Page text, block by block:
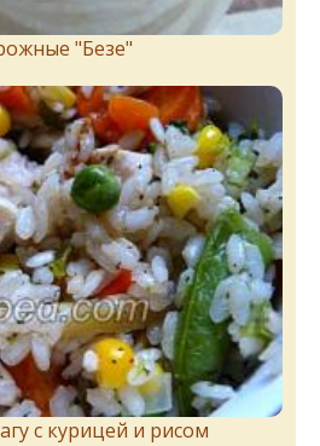
"Бeзe"
с курицей и рисом